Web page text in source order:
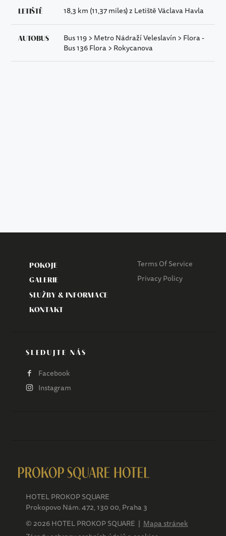
LETIŠTĚ 18,3 km (11,37 miles) z Letiště Václava Havla
AUTOBUS
Bus 119 > Metro Nádraží Veleslavín > Flora -
Bus 136 Flora > Rokycanova
HOTEL PROKOP SQUARE
Prokopovo Nám. 472, 130 00, Praha 3
© 2026 HOTEL PROKOP SQUARE | Mapa stránek
POKOJE
GALERIE
SLUŽBY & INFORMACE
KONTAKT
Terms Of Service
Privacy Policy
SLEDUJTE NÁS
Facebook
Instagram